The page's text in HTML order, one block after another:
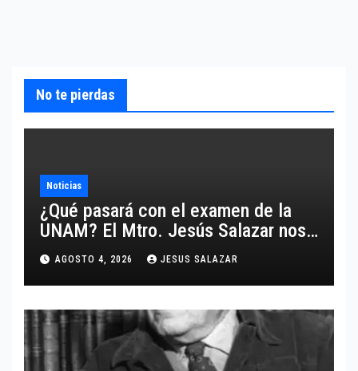
No te pierdas
Noticias
¿Qué pasará con el examen de la
UNAM? El Mtro. Jesús Salazar nos
comparte un análisis certero y al
grano respecto a este tema.
AGOSTO 4, 2026 JESUS SALAZAR